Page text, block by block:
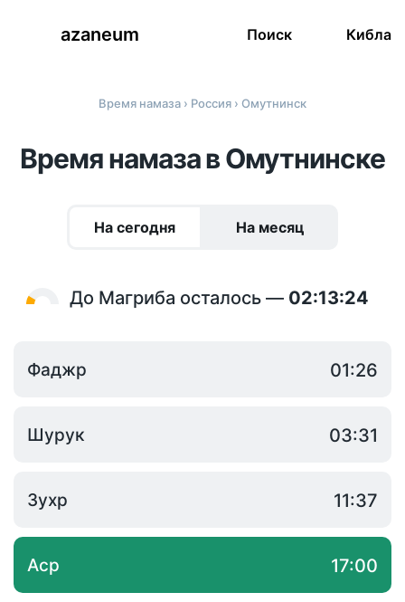
azaneum Поиск Кибла
Время намаза › Россия › Омутнинск
Время намаза в Омутнинске
На сегодня На месяц
До Магриба осталось — 02:13:24
Фаджр 01:26
Шурук 03:31
Зухр 11:37
Аср 17:00